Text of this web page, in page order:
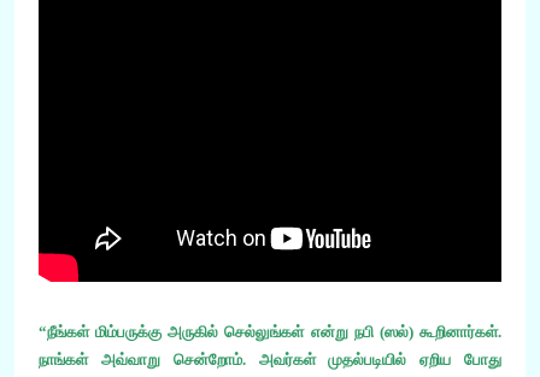
“நீங்கள் மிம்பருக்கு அருகில் செல்லுங்கள் என்று நபி(ஸல்)கூறினார்கள்.
நாங்கள் அவ்வாறு சென்றோம். அவர்கள் முதல்படியில் ஏறிய போது